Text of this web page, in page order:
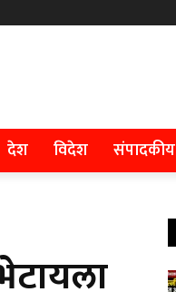
देश विदेश संपादकीय